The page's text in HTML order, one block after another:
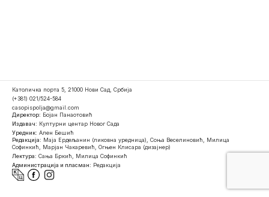
Католичка порта 5, 21000 Нови Сад, Србија
(+381) 021/524-584
casopispolja@gmail.com
Директор: Бојан Панаотовић
Издавач: Културни центар Новог Сада
Уредник: Ален Бешић
Редакција: Маја Ердељанин (ликовна уредница), Соња Веселиновић, Милица
Софинкић, Марјан Чакаревић, Огњен Клисара (дизајнер)
Лектура: Сања Бркић, Милица Софинкић
Администрација и пласман: Редакција